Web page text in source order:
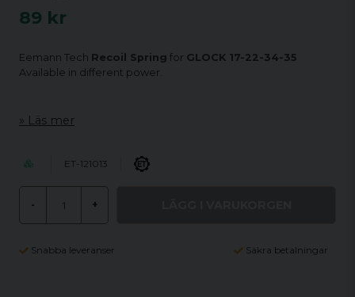
89 kr
Eemann Tech Recoil Spring for GLOCK 17-22-34-35
Available in different power.
Läs mer
ET-121013
- +
Snabba leveranser Säkra betalningar